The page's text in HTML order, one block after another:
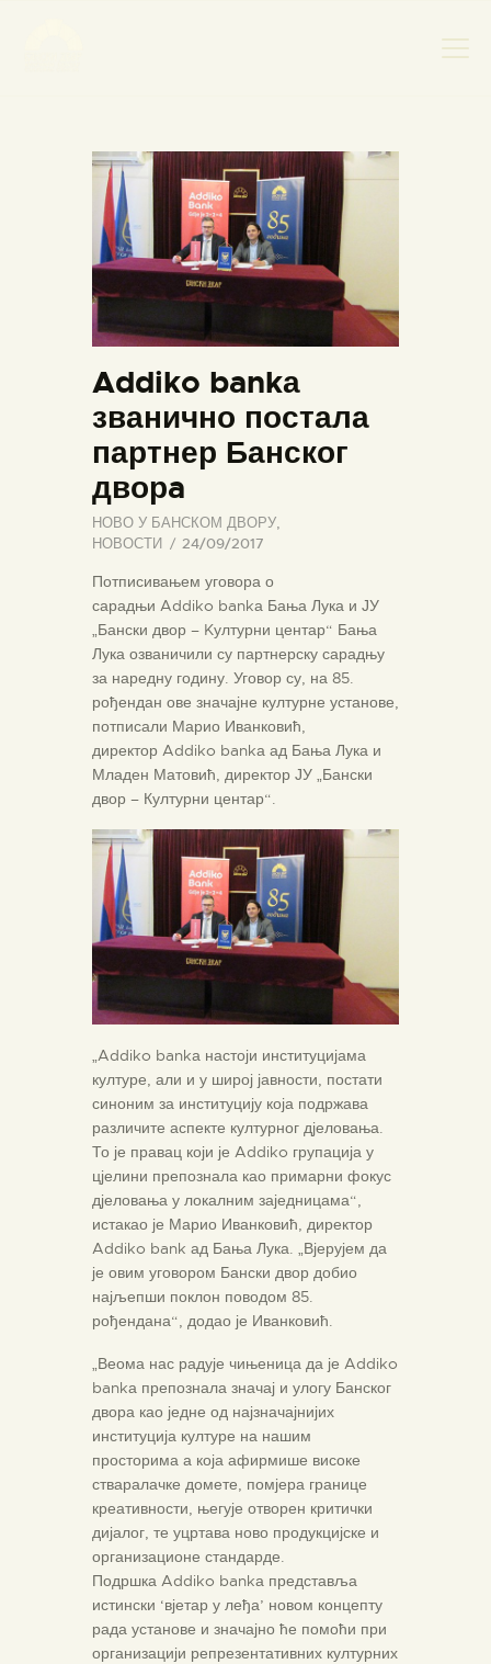
НАСЛОВНА
НОВОСТИ
НАЈАВА ДОГАЂАЈА
БАНСКИ ДВОР
ФОТОГРАФИЈЕ
ВИДЕО
КОНТАКТ
Addiko bankа
званично постала
партнер Банског
дворa
НОВО У БАНСКОМ ДВОРУ,
НОВОСТИ
24/09/2017
Потписивањем уговора о
сарадњи Addiko bankа Бања Лука и ЈУ
„Бански двор – Kултурни центар“ Бања
Лука озваничили су партнерску сарадњу
за наредну годину. Уговор су, на 85.
рођендан ове значајне културне установе,
потписали Марио Иванковић,
директор Addiko bankа ад Бања Лука и
Младен Матовић, директор ЈУ „Бански
двор – Културни центар“.
„Addiko bankа настоји институцијама
културе, али и у широј јавности, постати
синоним за институцију која подржава
различите аспекте културног дјеловања.
То је правац који је Addiko групација у
цјелини препознала као примарни фокус
дјеловања у локалним заједницама“,
истакао је Марио Иванковић, директор
Addiko bank ад Бања Лука. „Вјерујем да
је овим уговором Бански двор добио
најљепши поклон поводом 85.
рођендана“, додао је Иванковић.
„Веома нас радује чињеница да је Addiko
bankа препознала значај и улогу Банског
двора као једне од најзначајнијих
институција културе на нашим
просторима а која афирмише високе
стваралачке домете, помјера границе
креативности, његује отворен критички
дијалог, те уцртава ново продукцијске и
организационе стандарде.
Подршка Addiko bankа представља
истински ‘вјетар у леђа’ новом концепту
рада установе и значајно ће помоћи при
организацији репрезентативних културних